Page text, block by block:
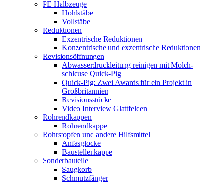
PE Halbzeuge
Hohlstäbe
Vollstäbe
Reduktionen
Exzen­trische Reduktionen
Konzen­trische und exzen­trische Reduktionen
Revisi­ons­öff­nungen
Abwas­ser­druck­leitung reinigen mit Molch­
schleuse Quick-Pig
Quick-Pig: Zwei Awards für ein Projekt in
Großbritannien
Revisi­ons­stücke
Video Interview Glattfelden
Rohrend­kappen
Rohrend­kappe
Rohrstopfen und andere Hilfsmittel
Anfas­glocke
Baustel­len­kappe
Sonder­bau­teile
Saugkorb
Schmutz­fänger